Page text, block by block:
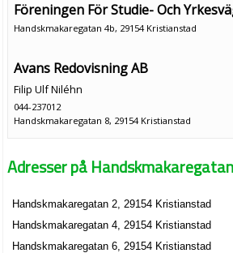
Föreningen För Studie- Och
Handskmakaregatan 4b, 29154 Kristianstad
Avans Redovisning AB
Filip Ulf Niléhn
044-237012
Handskmakaregatan 8, 29154 Kristianstad
Adresser på
Handskmakaregatan 2, 29154 Kristianstad
Handskmakaregatan 4, 29154 Kristianstad
Handskmakaregatan 6, 29154 Kristianstad